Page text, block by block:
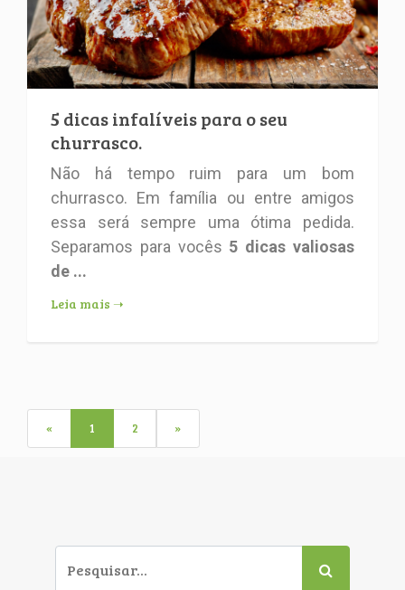
5 dicas infalíveis para o seu
churrasco.
Não há tempo ruim para um bom
churrasco. Em família ou entre amigos
essa será sempre uma ótima pedida.
Separamos para vocês 5 dicas valiosas
de ...
Leia mais ➝